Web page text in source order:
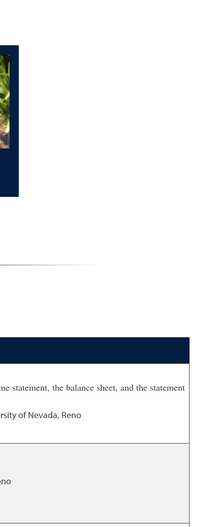
statement, the balance sheet, and the statement
of Nevada, Reno